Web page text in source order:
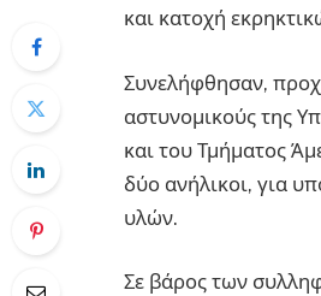
και κατοχή
Συνελήφθησαν,
αστυνομικούς της
και του Τμήματος
δύο ανήλικοι, για
υλών.
Σε βάρος των